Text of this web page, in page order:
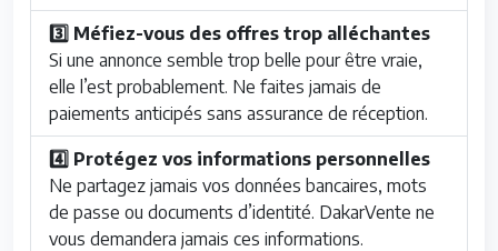
3️⃣ Méfiez-vous des offres trop alléchantes
Si une annonce semble trop belle pour être vraie,
elle l’est probablement. Ne faites jamais de
paiements anticipés sans assurance de réception.
4️⃣ Protégez vos informations personnelles
Ne partagez jamais vos données bancaires, mots
de passe ou documents d’identité. DakarVente ne
vous demandera jamais ces informations.